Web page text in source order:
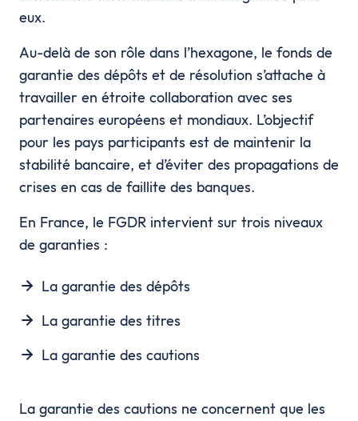
eux.
Au-delà de son rôle dans l’hexagone, le fonds de
garantie des dépôts et de résolution s’attache à
travailler en étroite collaboration avec ses
partenaires européens et mondiaux. L’objectif
pour les pays participants est de maintenir la
stabilité bancaire, et d’éviter des propagations de
crises en cas de faillite des banques.
En France, le FGDR intervient sur trois niveaux
de garanties :
La garantie des dépôts
La garantie des titres
La garantie des cautions
La garantie des cautions ne concernent que les